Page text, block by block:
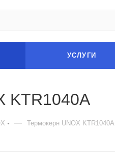
УСЛУГИ
KTR1040A
— Термокерн UNOX KTR1040A